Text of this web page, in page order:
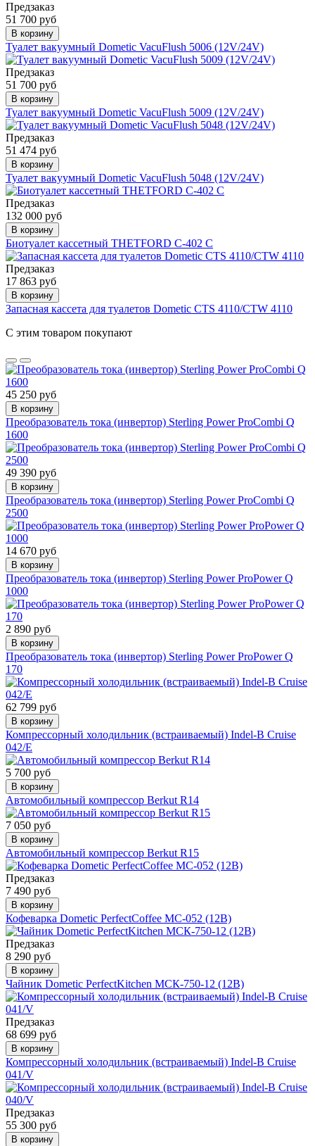
Предзаказ
51 700 руб
В корзину
Туалет вакуумный Dometic VacuFlush 5006 (12V/24V)
Предзаказ
51 700 руб
В корзину
Туалет вакуумный Dometic VacuFlush 5009 (12V/24V)
Предзаказ
51 474 руб
В корзину
Туалет вакуумный Dometic VacuFlush 5048 (12V/24V)
Предзаказ
132 000 руб
В корзину
Биотуалет кассетный THETFORD C-402 С
Предзаказ
17 863 руб
В корзину
Запасная кассета для туалетов Dometic CTS 4110/CTW 4110
С этим товаром покупают
45 250 руб
В корзину
Преобразователь тока (инвертор) Sterling Power ProCombi Q
1600
49 390 руб
В корзину
Преобразователь тока (инвертор) Sterling Power ProCombi Q
2500
14 670 руб
В корзину
Преобразователь тока (инвертор) Sterling Power ProPower Q
1000
2 890 руб
В корзину
Преобразователь тока (инвертор) Sterling Power ProPower Q
170
62 799 руб
В корзину
Компрессорный холодильник (встраиваемый) Indel-B Cruise
042/E
5 700 руб
В корзину
Автомобильный компрессор Berkut R14
7 050 руб
В корзину
Автомобильный компрессор Berkut R15
Предзаказ
7 490 руб
В корзину
Кофеварка Dometic PerfectCoffee MC-052 (12В)
Предзаказ
8 290 руб
В корзину
Чайник Dometic PerfectKitchen МСК-750-12 (12В)
Предзаказ
68 699 руб
В корзину
Компрессорный холодильник (встраиваемый) Indel-B Cruise
041/V
Предзаказ
55 300 руб
В корзину